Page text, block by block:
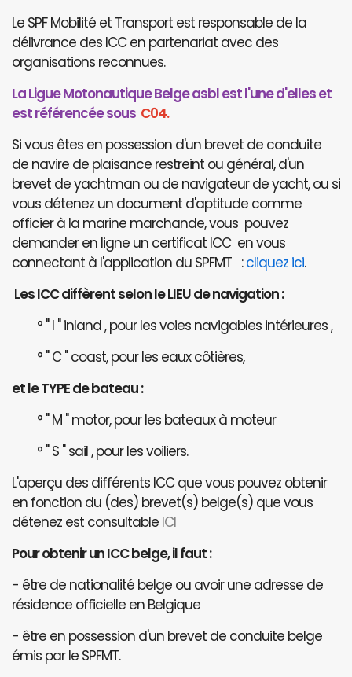
Le SPF Mobilité et Transport est responsable de la
délivrance des ICC en partenariat avec des
organisations reconnues.
La Ligue Motonautique Belge asbl est l'une d'elles et
est référencée sous C04.
Si vous êtes en possession d'un brevet de conduite
de navire de plaisance restreint ou général, d'un
brevet de yachtman ou de navigateur de yacht, ou si
vous détenez un document d'aptitude comme
officier à la marine marchande, vous pouvez
demander en ligne un certificat ICC en vous
connectant à l'application du SPFMT :cliquez ici.
Les ICC diffèrent selon le LIEU de navigation :
° " I " inland , pour les voies navigables intérieures ,
° " C " coast, pour les eaux côtières,
et le TYPE de bateau :
° " M " motor, pour les bateaux à moteur
° " S " sail , pour les voiliers.
L'aperçu des différents ICC que vous pouvez obtenir
en fonction du (des) brevet(s) belge(s) que vous
détenez est consultable ICI
Pour obtenir un ICC belge, il faut :
- être de nationalité belge ou avoir une adresse de
résidence officielle en Belgique
- être en possession d'un brevet de conduite belge
émis par le SPFMT.